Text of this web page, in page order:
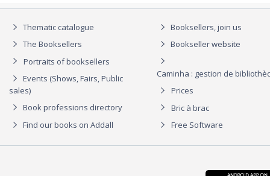
Thematic catalogue
The Booksellers
Portraits of booksellers
Events (Shows, Fairs, Public
sales)
Book professions directory
Find our books on Addall
Booksellers, join us
Bookseller website
Caminha : gestion de
Prices
Bric à brac
Free Software